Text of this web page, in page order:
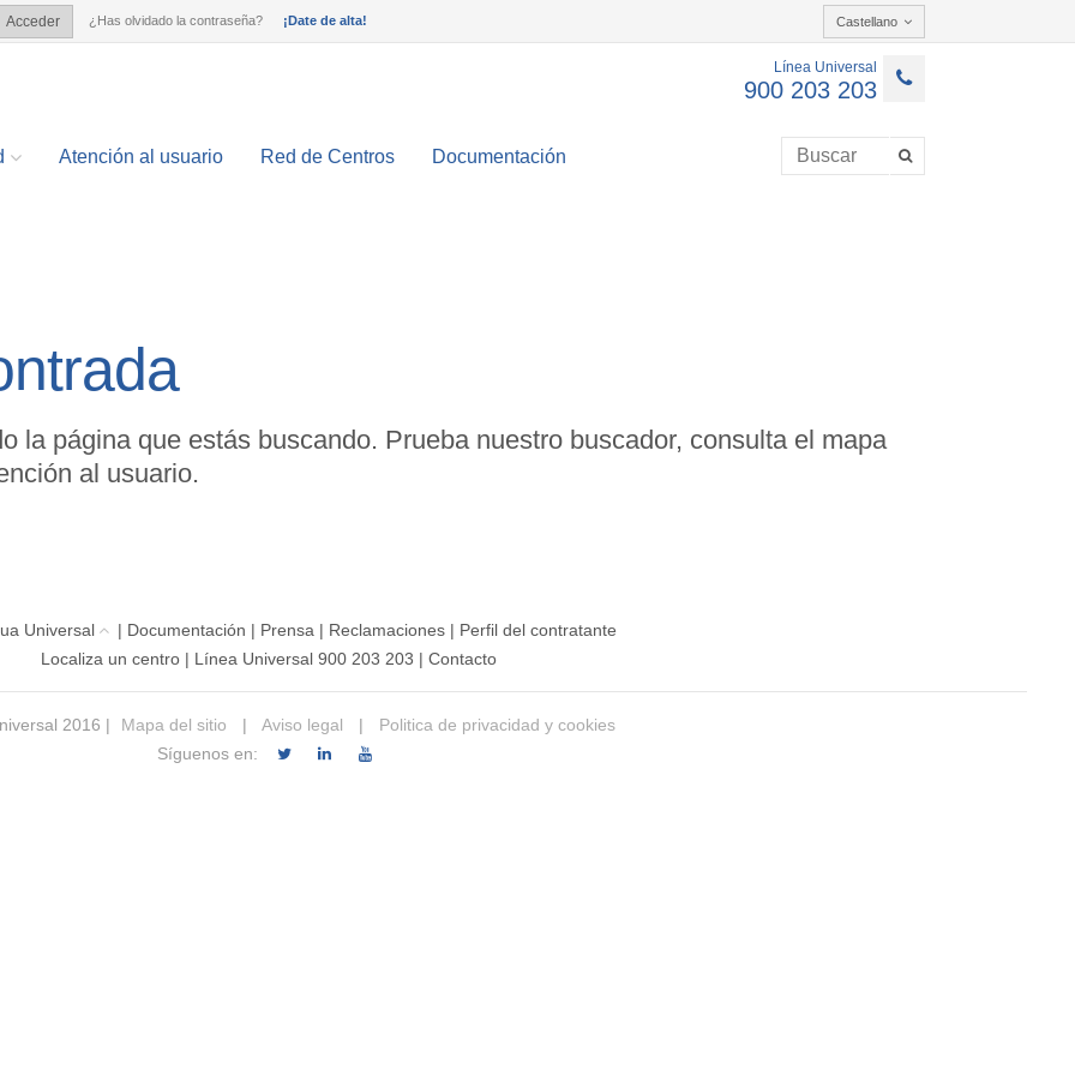
Acceder ¿Has olvidado la contraseña? ¡Date de alta! Castellano
Línea Universal
900 203 203
Atención al usuario Red de Centros Documentación
la página que estás buscando. Prueba nuestro buscador, consulta el mapa
al usuario.
Universal | Documentación | Prensa | Reclamaciones | Perfil del contratante
Localiza un centro | Línea Universal 900 203 203 | Contacto
2016 | Mapa del sitio | Aviso legal |
Politica de privacidad y cookies
Síguenos en: